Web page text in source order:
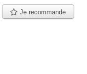
Je recommande